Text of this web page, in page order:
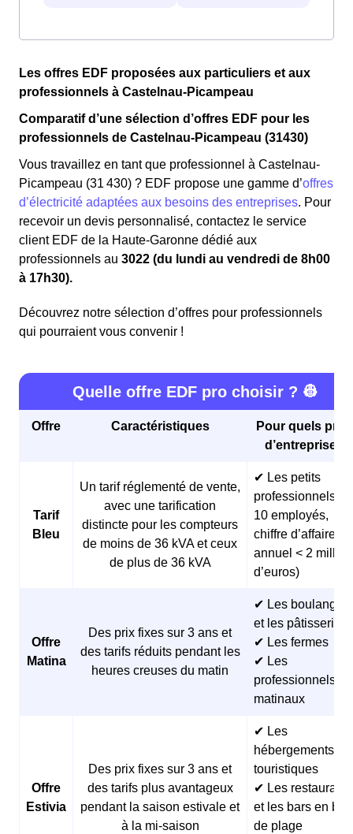
Les offres EDF proposées aux particuliers et aux
professionnels à Castelnau-Picampeau
Comparatif d’une sélection d’offres EDF pour les
professionnels de Castelnau-Picampeau (31430)
Vous travaillez en tant que professionnel à Castelnau-
Picampeau (31 430) ? EDF propose une gamme d’offres
d’électricité adaptées aux besoins des entreprises. Pour
recevoir un devis personnalisé, contactez le service
client EDF de la Haute-Garonne dédié aux
professionnels au 3022 (du lundi au vendredi de 8h00
à 17h30).
Découvrez notre sélection d’offres pour professionnels
qui pourraient vous convenir !
Quelle offre EDF pro choisir ? 👷
Offre Caractéristiques
Pour quels
d’entreprises
Tarif
Bleu
Un tarif réglementé de vente,
avec une tarification
distincte pour les compteurs
de moins de 36 kVA et ceux
de plus de 36 kVA
✔ Les petits
professionnels (<
10 employés,
chiffre d’affaires
annuel < 2
d’euros)
Offre
Matina
Des prix fixes sur 3 ans et
des tarifs réduits pendant les
heures creuses du matin
✔ Les
et les pâtisseries
✔ Les fermes
✔ Les
professionnels
matinaux
Offre
Estivia
Des prix fixes sur 3 ans et
des tarifs plus avantageux
pendant la saison estivale et
à la mi-saison
✔ Les
hébergements
touristiques
✔ Les restaurants
et les bars en
de plage